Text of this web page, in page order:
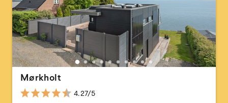
Mørkholt
4.27/5